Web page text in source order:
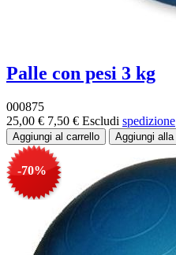
Palle con pesi 3 kg
000875
25,00 € 7,50 € Escludi spedizione
-70%